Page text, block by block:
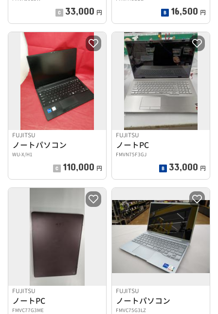
33,000 円 16,500 円
FUJITSU
ノートパソコン
WU-X/H1
110,000 円
FUJITSU
ノートPC
FMVN75F3GJ
33,000 円
FUJITSU
ノートPC
FMVC77G3ME
FUJITSU
ノートパソコン
FMVC75G3LZ